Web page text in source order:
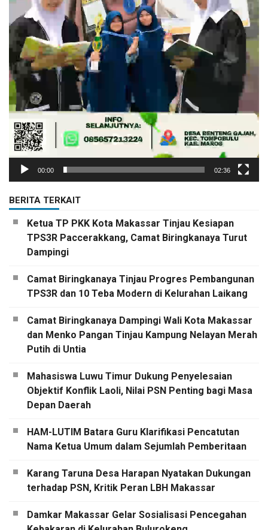
00:00 02:36
BERITA TERKAIT
Ketua TP PKK Kota Makassar Tinjau Kesiapan
TPS3R Paccerakkang, Camat Biringkanaya Turut
Dampingi
Camat Biringkanaya Tinjau Progres Pembangunan
TPS3R dan 10 Teba Modern di Kelurahan Laikang
Camat Biringkanaya Dampingi Wali Kota Makassar
dan Menko Pangan Tinjau Kampung Nelayan Merah
Putih di Untia
Mahasiswa Luwu Timur Dukung Penyelesaian
Objektif Konflik Laoli, Nilai PSN Penting bagi Masa
Depan Daerah
HAM-LUTIM Batara Guru Klarifikasi Pencatutan
Nama Ketua Umum dalam Sejumlah Pemberitaan
Karang Taruna Desa Harapan Nyatakan Dukungan
terhadap PSN, Kritik Peran LBH Makassar
Damkar Makassar Gelar Sosialisasi Pencegahan